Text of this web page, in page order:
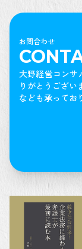
お問合わせ
大野経営コンサ
りがとうござい
なども承ってお